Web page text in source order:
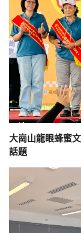
大崗山龍眼蜂蜜
話題